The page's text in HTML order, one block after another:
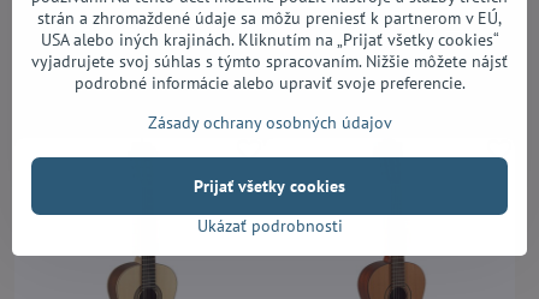
FacebookTwitterBlueskyPinterestReddit LinkedInWhatsApp
E-
mail
Alternatívne produkty
strán a zhromaždené údaje sa môžu preniesť k partnerom v EÚ,
USA alebo iných krajinách. Kliknutím na „Prijať všetky cookies“
vyjadrujete svoj súhlas s týmto spracovaním. Nižšie môžete nájsť
podrobné informácie alebo upraviť svoje preferencie.
Zásady ochrany osobných údajov
Ukázať podrobnosti
Prijať všetky cookies